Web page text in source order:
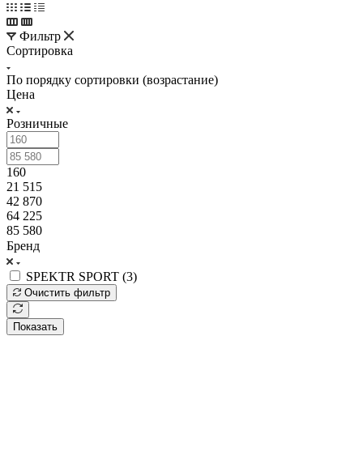
Фильтр
Сортировка
По порядку сортировки (возрастание)
Цена
Розничные
160
21 515
42 870
64 225
85 580
Бренд
SPEKTR SPORT (3)
Очистить фильтр
Показать